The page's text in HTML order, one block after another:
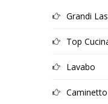
Grandi
Top
Lavabo
Caminetto